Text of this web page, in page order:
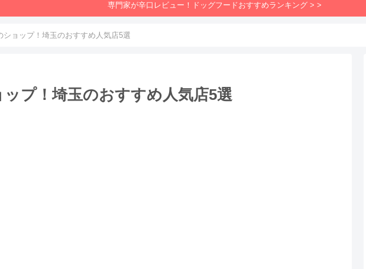
専門家が辛口レビュー！ドッグフードおすすめランキング > >
ショップ！埼玉のおすすめ人気店5選
プ！埼玉のおすすめ人気店5選